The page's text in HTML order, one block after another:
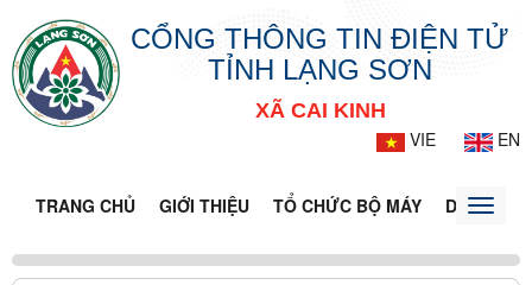
CỔNG THÔNG TIN ĐIỆN TỬ
TỈNH LẠNG SƠN
XÃ CAI KINH
VIE
EN
TRANG CHỦ GIỚI THIỆU TỔ CHỨC BỘ MÁY DOANH
Toggle